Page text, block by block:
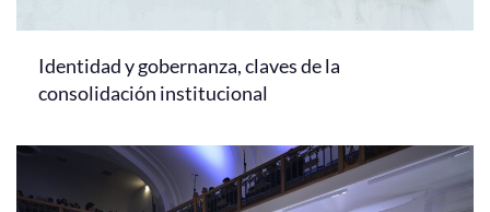
Identidad y gobernanza, claves de la
consolidación institucional